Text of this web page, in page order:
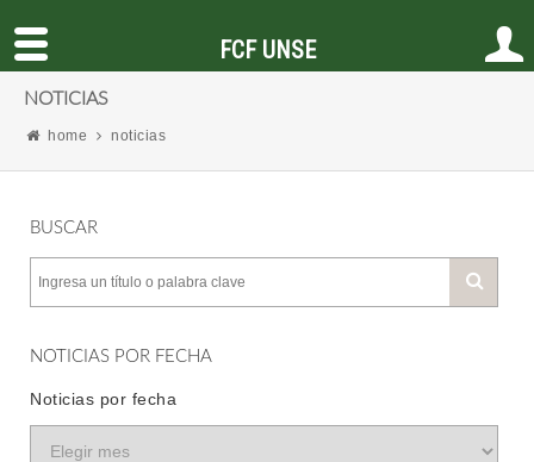
NOTICIAS
home noticias
BUSCAR
NOTICIAS POR FECHA
Noticias por fecha
FCF UNSE